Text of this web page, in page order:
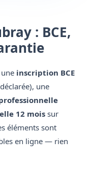
: BCE,
inscription BCE
une
12 mois sur
éléments sont
en ligne — rien